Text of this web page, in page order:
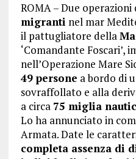
ROMA – Due operazioni
migranti nel mar
il pattugliatore della
‘Comandante Foscari’,
nell’Operazione Mare
49 persone a bordo di
sovraffollato e alla
a circa 75 miglia
Lo ha annunciato in
Armata. Date le
completa assenza di